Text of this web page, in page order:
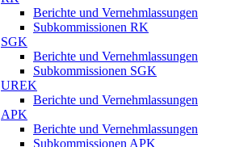
Berichte und Vernehmlassungen
Subkommissionen RK
SGK
Berichte und Vernehmlassungen
Subkommissionen SGK
UREK
Berichte und Vernehmlassungen
APK
Berichte und Vernehmlassungen
Subkommissionen APK